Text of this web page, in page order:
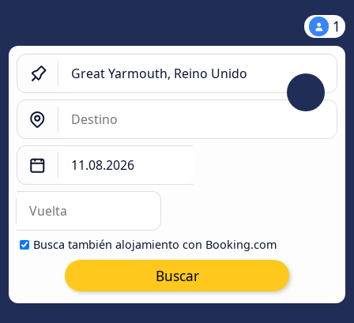
1
Busca también alojamiento con Booking.com
Buscar